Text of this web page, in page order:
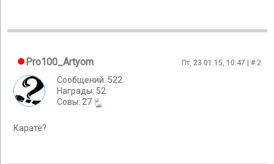
Pro100_Artyom Пт, 23.01.15, 10:47 | # 2
Сообщений: 522
Награды: 52
Cовы: 27
Карате?